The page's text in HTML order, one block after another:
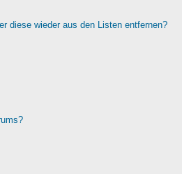
diese wieder aus den Listen entfernen?